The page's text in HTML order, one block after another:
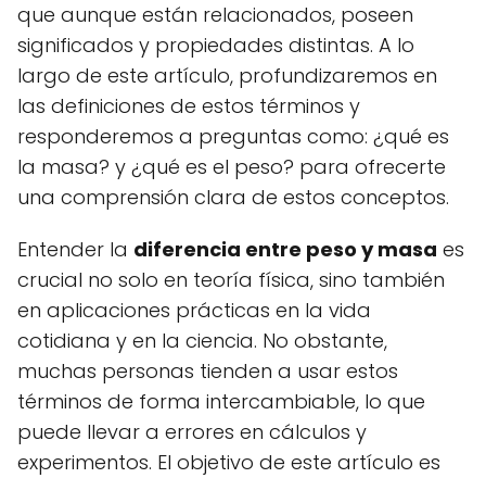
que aunque están relacionados, poseen
significados y propiedades distintas. A lo
largo de este artículo, profundizaremos en
las definiciones de estos términos y
responderemos a preguntas como: ¿qué es
la masa? y ¿qué es el peso? para ofrecerte
una comprensión clara de estos conceptos.
Entender la diferencia entre peso y masa es
crucial no solo en teoría física, sino también
en aplicaciones prácticas en la vida
cotidiana y en la ciencia. No obstante,
muchas personas tienden a usar estos
términos de forma intercambiable, lo que
puede llevar a errores en cálculos y
experimentos. El objetivo de este artículo es